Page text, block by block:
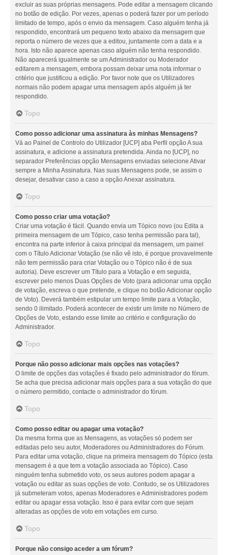
excluir as suas próprias mensagens. Pode editar a mensagem clicando
no botão de edição. Por vezes, apenas o poderá fazer por um período
limitado de tempo, após o envio da mensagem. Caso alguém tenha já
respondido, encontrará um pequeno texto abaixo da mensagem que
reporta o número de vezes que a editou, juntamente com a data e a
hora. Isto não aparece apenas caso alguém não tenha respondido.
Não aparecerá igualmente se um Administrador ou Moderador
editarem a mensagem, embora possam deixar uma nota informar o
critério que justificou a edição. Por favor note que os Utilizadores
normais não podem apagar uma mensagem após alguém já ter
respondido.
Topo
Como posso adicionar uma assinatura às minhas Mensagens?
Vá ao Painel de Controlo do Utilizador [UCP] aba Perfil opção A sua
assinatura, e adicione a assinatura pretendida. Ainda no [UCP], no
separador Preferências opção Mensagens enviadas selecione Ativar
sempre a Minha Assinatura. Nas suas Mensagens pode, se assim o
desejar, desativar caso a caso a opção Anexar assinatura.
Topo
Como posso criar uma votação?
Criar uma votação é fácil. Quando envia um Tópico novo (ou Edita a
primeira mensagem de um Tópico, caso tenha permissão para tal),
encontra na parte inferior à caixa principal da mensagem, um painel
com o Título Adicionar Votação (se não vê isto, é porque provavelmente
não tem permissão para criar Votação ou o Tópico não é de sua
autoria). Deve escrever um Título para a Votação e em seguida,
escrever pelo menos Duas Opções de Voto (para adicionar uma opção
de votação, escreva o que pretende, e clique no botão Adicionar opção
de Voto). Deverá também estipular um tempo limite para a Votação,
sendo 0 ilimitado. Poderá acontecer de existir um limite no Número de
Opções de Voto, estando esse limite ao critério e configuração do
Administrador.
Topo
Porque não posso adicionar mais opções nas votações?
O limite de opções das votações é fixado pelo administrador do fórum.
Se acha que precisa adicionar mais opções para a sua votação do que
o número permitido, contacte o administrador do fórum.
Topo
Como posso editar ou apagar uma votação?
Da mesma forma que as Mensagens, as votações só podem ser
editadas pelo seu autor, Moderadores ou Administradores do Fórum.
Para editar uma votação, clique na primeira mensagem do Tópico (esta
mensagem é a que tem a votação associada ao Tópico). Caso
ninguém tenha submetido voto, os seus autores podem apagar a
votação ou editar as suas opções de voto. Contudo, se os Utilizadores
já submeteram votos, apenas Moderadores e Administradores podem
editar ou apagar essa votação. Isso é para evitar com que sejam
alteradas as opções de voto em votações em curso.
Topo
Porque não consigo aceder a um fórum?